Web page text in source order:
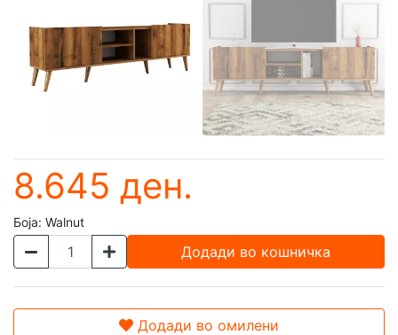
8.645 ден.
Боја: Walnut
Додади во кошничка
Додади во омилени